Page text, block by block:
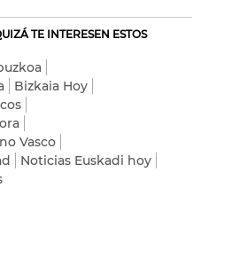
TE INTERESEN ESTOS
Bizkaia Hoy
Vasco
Noticias Euskadi hoy